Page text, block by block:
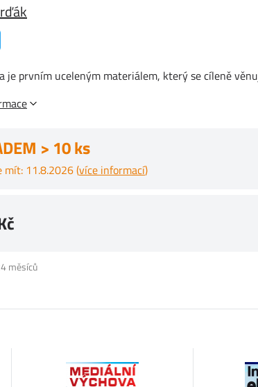
je prvním uceleným materiálem, který se cíleně
> 10 ks
mít: 11.8.2026 (více informací)
měsíců